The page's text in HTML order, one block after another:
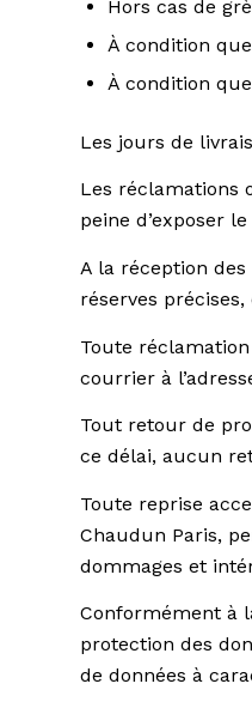
Hors cas de
À condition
À condition
Les jours de
Les réclamations
peine d’exposer
A la réception
réserves
Toute
courrier à
Tout retour de
ce délai, aucun
Toute reprise
Chaudun Paris,
dommages et
Conformément à
protection des
de données à